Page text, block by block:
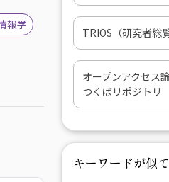
報学
TRIOS（研究者総覧
オープンアクセス
つくばリポジトリ
キーワードが似